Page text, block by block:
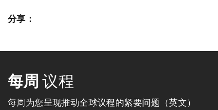
分享：
每周 议程
每周为您呈现推动全球议程的紧要问题（英文）